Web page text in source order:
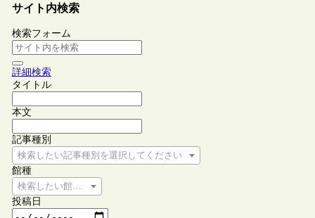
サイト内検索
検索フォーム
詳細検索
タイトル
本文
記事種別
検索したい記事種別を選択してください
館種
検索したい館種を選択してください
投稿日